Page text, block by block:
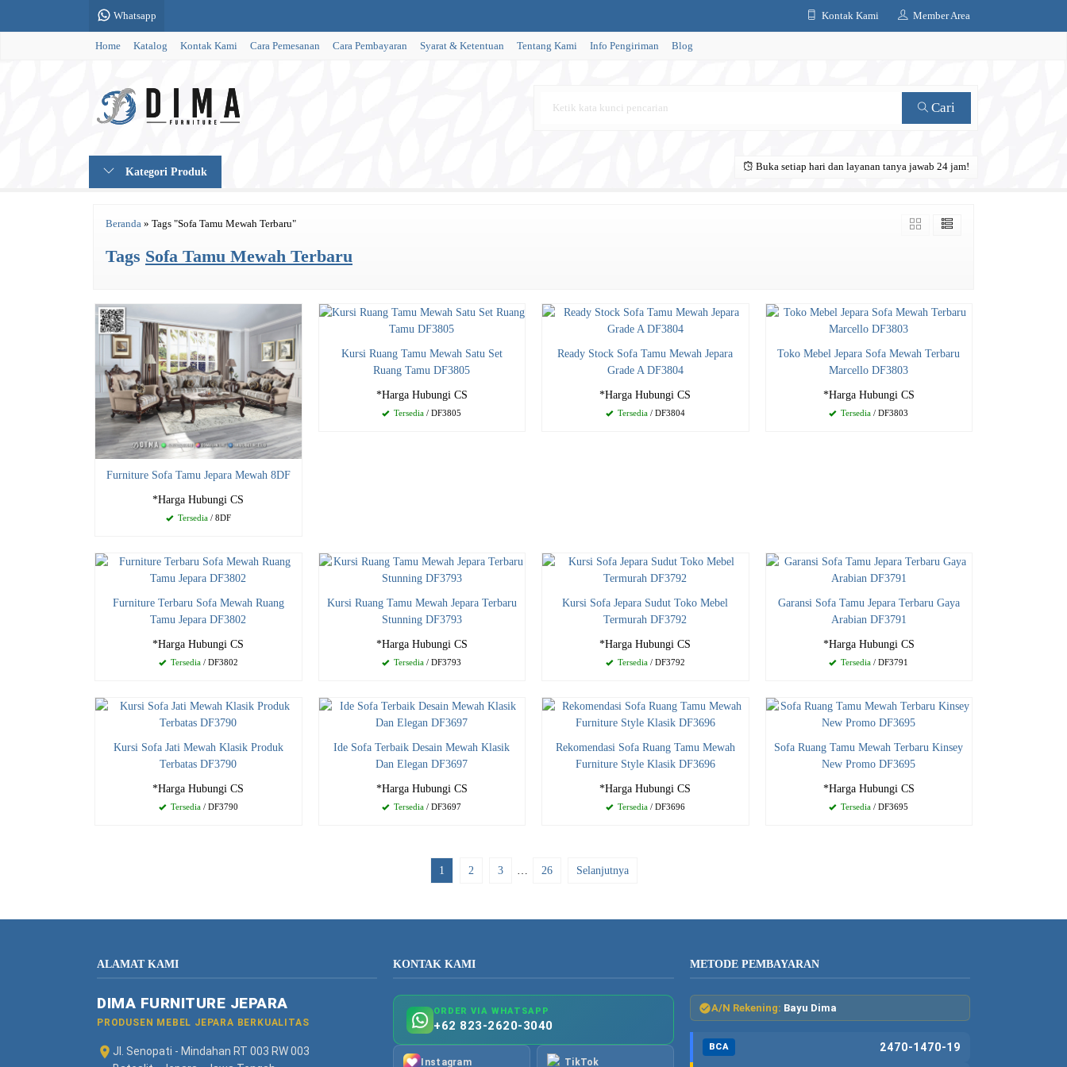
Whatsapp Kontak Kami Member Area
Home Katalog Kontak Kami Cara Pemesanan Cara Pembayaran Syarat & Ketentuan Tentang Kami Info Pengiriman Blog
Cari
Kategori Produk Buka setiap hari dan layanan tanya jawab 24 jam!
Beranda » Tags "Sofa Tamu Mewah Terbaru"
Tags Sofa Tamu Mewah Terbaru
Furniture Sofa Tamu Jepara Mewah 8DF
*Harga Hubungi CS
Tersedia/ 8DF
Kursi Ruang Tamu Mewah Satu Set
Ruang Tamu DF3805
*Harga Hubungi CS
Tersedia / DF3805
Ready Stock Sofa Tamu Mewah Jepara
Grade A DF3804
*Harga Hubungi CS
Tersedia/ DF3804
Toko Mebel Jepara Sofa Mewah Terbaru
Marcello DF3803
*Harga Hubungi CS
Tersedia / DF3803
Furniture Terbaru Sofa Mewah Ruang
Tamu Jepara DF3802
*Harga Hubungi CS
Tersedia/ DF3802
Kursi Ruang Tamu Mewah Jepara Terbaru
Stunning DF3793
*Harga Hubungi CS
Tersedia / DF3793
Kursi Sofa Jepara Sudut Toko Mebel
Termurah DF3792
*Harga Hubungi CS
Tersedia/ DF3792
Garansi Sofa Tamu Jepara Terbaru Gaya
Arabian DF3791
*Harga Hubungi CS
Tersedia / DF3791
Kursi Sofa Jati Mewah Klasik Produk
Terbatas DF3790
*Harga Hubungi CS
Tersedia/ DF3790
Ide Sofa Terbaik Desain Mewah Klasik
Dan Elegan DF3697
*Harga Hubungi CS
Tersedia / DF3697
Rekomendasi Sofa Ruang Tamu Mewah
Furniture Style Klasik DF3696
*Harga Hubungi CS
Tersedia/ DF3696
Sofa Ruang Tamu Mewah Terbaru Kinsey
New Promo DF3695
*Harga Hubungi CS
Tersedia / DF3695
1 2 3 26 Selanjutnya
ALAMAT KAMI
DIMA FURNITURE JEPARA
PRODUSEN MEBEL JEPARA BERKUALITAS
Jl. Senopati - Mindahan RT 003 RW 003
KONTAK KAMI
ORDER VIA WHATSAPP
+62 823-2620-3040
Instagram TikTok
METODE PEMBAYARAN
A/N Rekening: Bayu Dima
BCA 2470-1470-19